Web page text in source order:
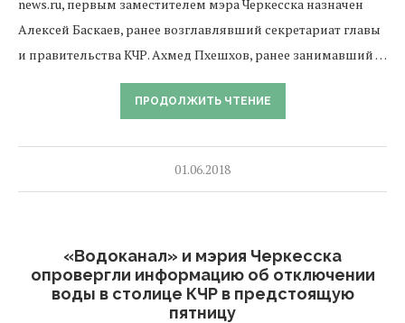
news.ru, первым заместителем мэра Черкесска назначен
Алексей Баскаев, ранее возглавлявший секретариат главы
и правительства КЧР. Ахмед Пхешхов, ранее занимавший …
ПРОДОЛЖИТЬ ЧТЕНИЕ
01.06.2018
«Водоканал» и мэрия Черкесска
опровергли информацию об отключении
воды в столице КЧР в предстоящую
пятницу